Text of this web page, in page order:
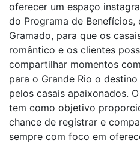
oferecer um espaço
do Programa de Benefícios,
Gramado, para que os
romântico e os clientes
compartilhar momentos
para o Grande Rio o
pelos casais apaixonados.
tem como objetivo
chance de registrar e
sempre com foco em